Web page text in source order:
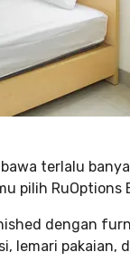
terlalu
pilih RuOptions
dengan
lemari pakaian,